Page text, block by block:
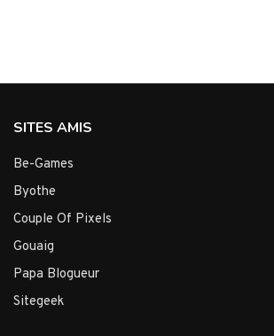
SITES AMIS
Be-Games
Byothe
Couple Of Pixels
Gouaig
Papa Blogueur
Sitegeek